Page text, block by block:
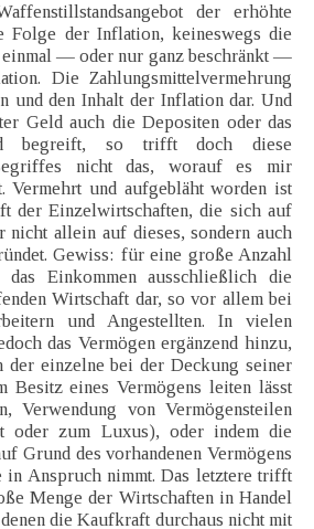
der erhöhte
Folge der Inflation, keineswegs die
einmal — oder nur ganz beschränkt —
Die Zahlungsmittelvermehrung
und den Inhalt der Inflation dar. Und
Geld auch die Depositen oder das
begreift, so trifft doch diese
nicht das, worauf es mir
Vermehrt und aufgebläht worden ist
der Einzelwirtschaften, die sich auf
nicht allein auf dieses, sondern auch
Gewiss: für eine große Anzahl
Einkommen ausschließlich die
Wirtschaft dar, so vor allem bei
und Angestellten. In vielen
das Vermögen ergänzend hinzu,
der einzelne bei der Deckung seiner
Besitz eines Vermögens leiten lässt
Verwendung von Vermögensteilen
oder zum Luxus), oder indem die
Grund des vorhandenen Vermögens
in Anspruch nimmt. Das letztere trifft
Menge der Wirtschaften in Handel
die Kaufkraft durchaus nicht mit